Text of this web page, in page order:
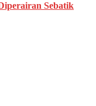
Sebatik